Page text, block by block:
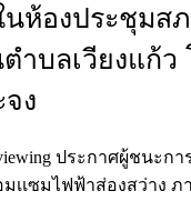
นห้องประชุมส
ำบลเวียงแก้ว
จง